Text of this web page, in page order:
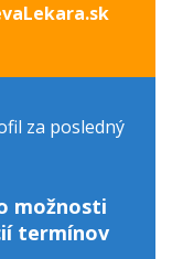
za posledný
možnosti
termínov